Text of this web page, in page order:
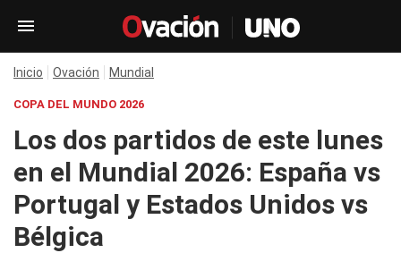
Inicio Ovación Mundial
COPA DEL MUNDO 2026
Los dos partidos de este lunes
en el Mundial 2026: España vs
Portugal y Estados Unidos vs
Bélgica